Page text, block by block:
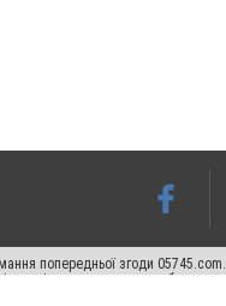
попередньої згоди
статті не нижче другого абзацу